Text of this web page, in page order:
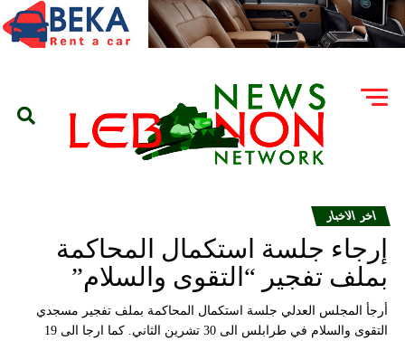
اخر الاخبار
إرجاء جلسة استكمال المحاكمة
بملف تفجير “التقوى والسلام”
أرجأ المجلس العدلي جلسة استكمال المحاكمة بملف تفجير مسجدي
التقوى والسلام في طرابلس الى 30 تشرين الثاني. كما ارجا الى 19